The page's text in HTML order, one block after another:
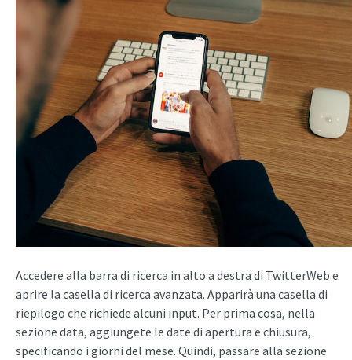
Accedere alla barra di ricerca in alto a destra di TwitterWeb e
aprire la casella di ricerca avanzata. Apparirà una casella di
riepilogo che richiede alcuni input. Per prima cosa, nella
sezione data, aggiungete le date di apertura e chiusura,
specificando i giorni del mese. Quindi, passare alla sezione